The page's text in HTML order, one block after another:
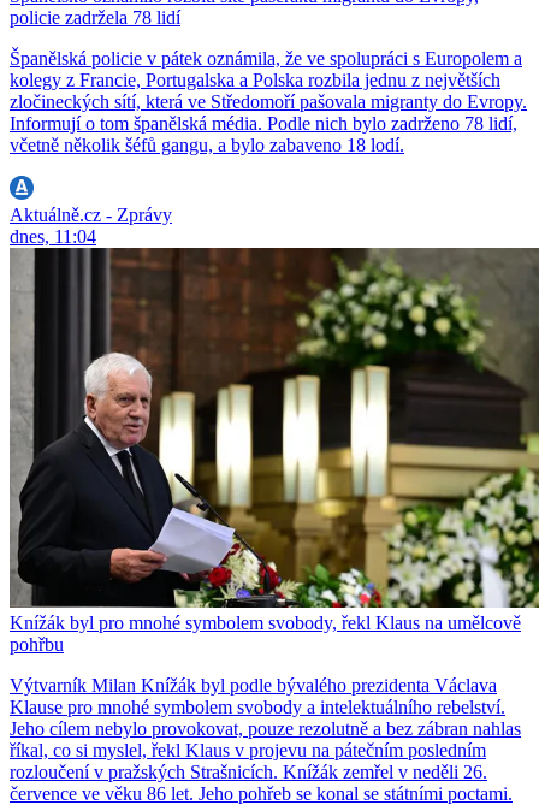
policie zadržela 78 lidí
Španělská policie v pátek oznámila, že ve spolupráci s Europolem a
kolegy z Francie, Portugalska a Polska rozbila jednu z největších
zločineckých sítí, která ve Středomoří pašovala migranty do Evropy.
Informují o tom španělská média. Podle nich bylo zadrženo 78 lidí,
včetně několik šéfů gangu, a bylo zabaveno 18 lodí.
Aktuálně.cz - Zprávy
dnes, 11:04
Knížák byl pro mnohé symbolem svobody, řekl Klaus na umělcově
pohřbu
Výtvarník Milan Knížák byl podle bývalého prezidenta Václava
Klause pro mnohé symbolem svobody a intelektuálního rebelství.
Jeho cílem nebylo provokovat, pouze rezolutně a bez zábran nahlas
říkal, co si myslel, řekl Klaus v projevu na pátečním posledním
rozloučení v pražských Strašnicích. Knížák zemřel v neděli 26.
července ve věku 86 let. Jeho pohřeb se konal se státními poctami.